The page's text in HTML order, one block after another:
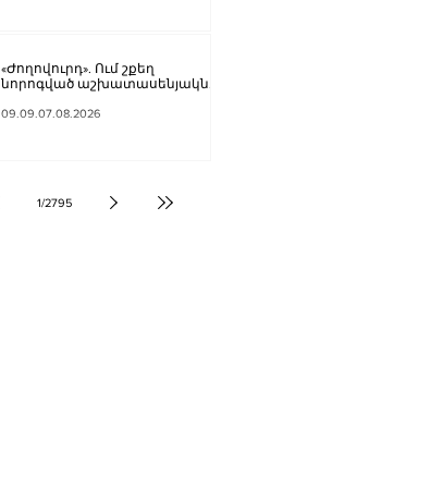
«Ժողովուրդ». Ում շքեղ
նորոգված աշխատասենյակն է
Հարությունյանին
09.09.07.08.2026
1/2795